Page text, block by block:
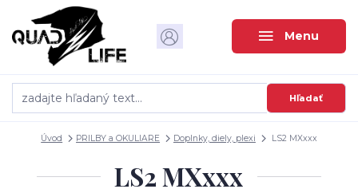
Menu
Hľadať
Úvod PRILBY a OKULIARE Doplnky, diely, plexi LS2 MXxxx
LS2 MXxxx